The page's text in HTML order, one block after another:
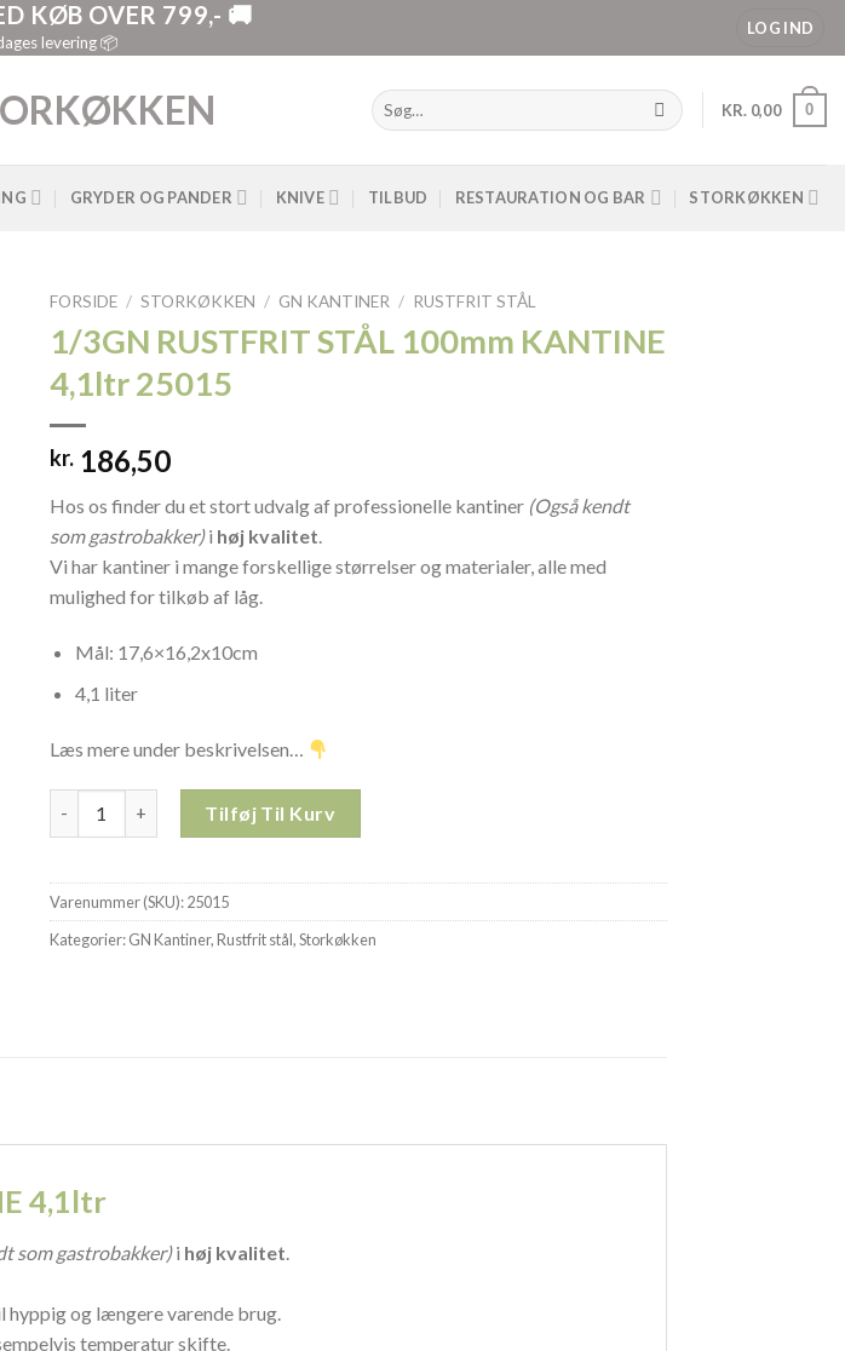
KØB OVER 799,- 🚚
levering 📦
LOG IND
Søg
efter:
KR. 0,00 0
GRYDER OG PANDER KNIVE TILBUD RESTAURATION OG BAR STORKØKKEN
FORSIDE / STORKØKKEN / GN KANTINER / RUSTFRIT STÅL
1/3GN RUSTFRIT STÅL 100mm KANTINE
4,1ltr 25015
kr. 186,50
Hos os finder du et stort udvalg af professionelle kantiner (Også kendt
som gastrobakker)i høj kvalitet
Vi har kantiner i mange forskellige størrelser og materialer, alle med
mulighed for tilkøb af låg.
Mål: 17,6×16,2x10cm
4,1 liter
Læs mere under beskrivelsen…
Tilføj Til Kurv
Varenummer (SKU):25015
Kategorier:GN Kantiner,Rustfrit stål,Storkøkken
4,1ltr
som gastrobakker)i høj kvalitet.
hyppig og længere varende brug.
temperatur skifte.